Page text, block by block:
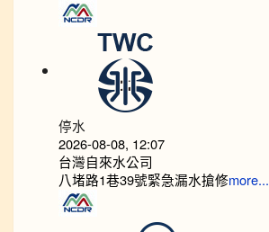
停水
2026-08-08, 12:07
台灣自來水公司
八堵路1巷39號緊急漏水搶修more...